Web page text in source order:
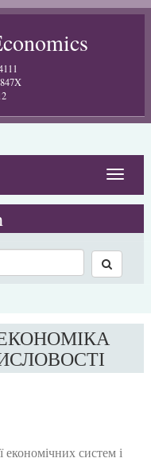
Toggle
ЕКОНОМІКА
економічних систем і